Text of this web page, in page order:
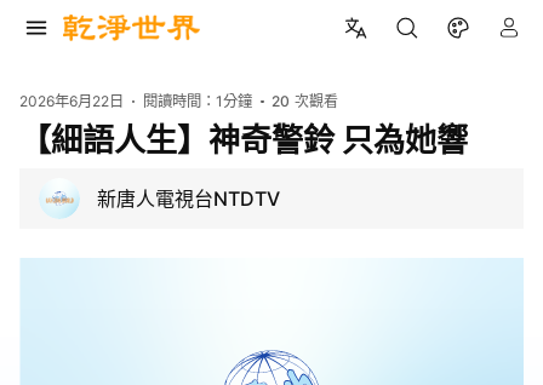
2026年6月22日 閱讀時間：1分鐘 20 次觀看
【細語人生】神奇警鈴 只為她響
新唐人電視台NTDTV